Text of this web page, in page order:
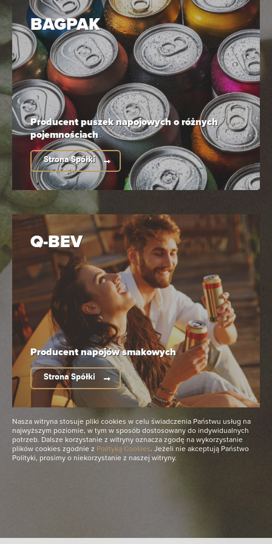
BAGPAK
Producent puszek napojowych o różnych
pojemnościach
Strona Spółki
Q-BEV
Producent napojówsmakowych
Strona Spółki
Nasza witryna stosuje pliki cookies w celu świadczenia Państwu usług na
najwyższym poziomie, w tym w sposób dostosowany do indywidualnych
potrzeb. Dalsze korzystanie z witryny oznacza zgodę na wykorzystanie
plików cookies zgodnie z Polityką Cookies. Jeżeli nie akceptują Państwo
Polityki, prosimy o niekorzystanie z naszej witryny.
Wróć do listy naszych marek
Przydatne linki
Mapa strony
Van Pur S.A.
Biuro Obsługi Klienta Biznesowego
Spółki należące do Grupy